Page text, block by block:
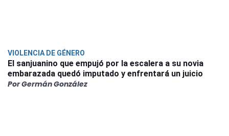
VIOLENCIA DE GÉNERO
El sanjuanino que empujó por la escalera a su novia
embarazada quedó imputado y enfrentará un juicio
Por Germán González